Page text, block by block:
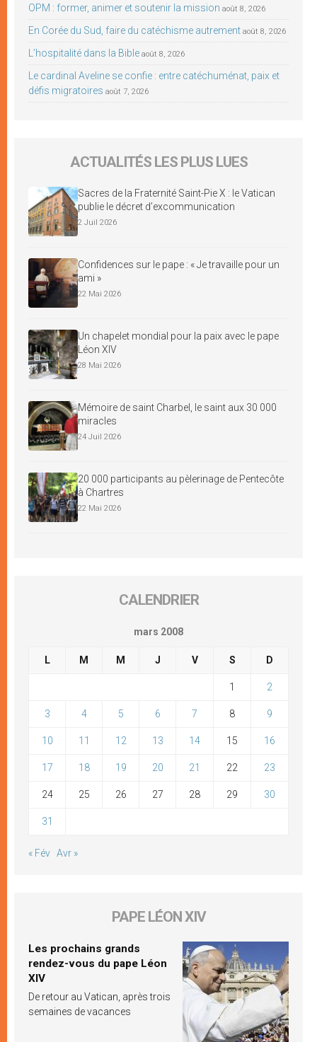
OPM : former, animer et soutenir la mission août 8, 2026
En Corée du Sud, faire du catéchisme autrement août 8, 2026
L’hospitalité dans la Bible août 8, 2026
Le cardinal Aveline se confie : entre catéchuménat, paix et
défis migratoires août 7, 2026
ACTUALITÉS LES PLUS LUES
Sacres de la Fraternité Saint-Pie X : le Vatican
publie le décret d’excommunication
2 Juil 2026
Confidences sur le pape : « Je travaille pour un
ami »
22 Mai 2026
Un chapelet mondial pour la paix avec le pape
Léon XIV
28 Mai 2026
Mémoire de saint Charbel, le saint aux 30 000
miracles
24 Juil 2026
20 000 participants au pèlerinage de Pentecôte
à Chartres
22 Mai 2026
CALENDRIER
mars 2008
L M M J V S D
1 2
3 4 5 6 7 8 9
10 11 12 13 14 15 16
17 18 19 20 21 22 23
24 25 26 27 28 29 30
31
« Fév Avr »
PAPE LÉON XIV
Les prochains grands
rendez-vous du pape Léon
XIV
De retour au Vatican, après trois
semaines de vacances